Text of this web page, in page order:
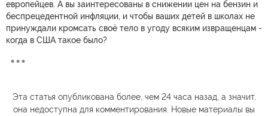
европейцев. А вы заинтересованы в снижении цен на бензин и
беспрецедентной инфляции, и чтобы ваших детей в школах не
принуждали кромсать своё тело в угоду всяким извращенцам -
когда в США такое было?
Эта статья опубликована более, чем 24 часа назад, а значит,
она недоступна для комментирования. Новые материалы вы